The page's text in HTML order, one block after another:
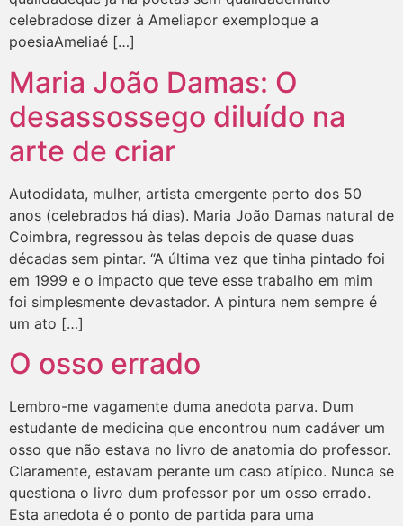
celebradose dizer à Ameliapor exemploque a
poesiaAmeliaé […]
Maria João Damas: O
desassossego diluído na
arte de criar
Autodidata, mulher, artista emergente perto dos 50
anos (celebrados há dias). Maria João Damas natural de
Coimbra, regressou às telas depois de quase duas
décadas sem pintar. “A última vez que tinha pintado foi
em 1999 e o impacto que teve esse trabalho em mim
foi simplesmente devastador. A pintura nem sempre é
um ato […]
O osso errado
Lembro-me vagamente duma anedota parva. Dum
estudante de medicina que encontrou num cadáver um
osso que não estava no livro de anatomia do professor.
Claramente, estavam perante um caso atípico. Nunca se
questiona o livro dum professor por um osso errado.
Esta anedota é o ponto de partida para uma